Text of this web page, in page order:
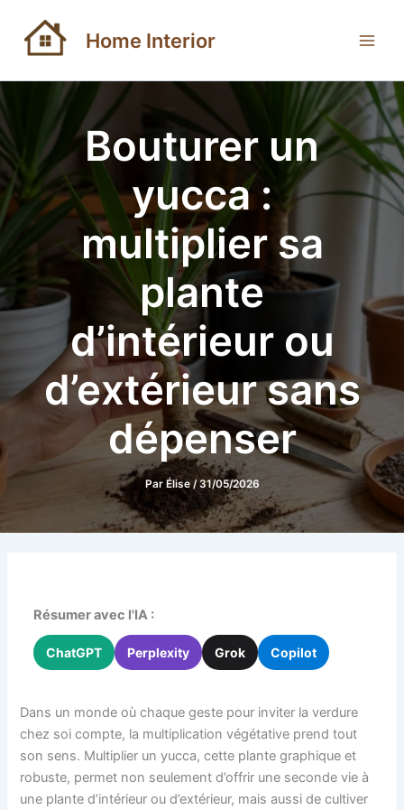
contenu
Home Interior
Bouturer un
yucca :
multiplier sa
plante
d’intérieur ou
d’extérieur sans
dépenser
Par Élise/ 31/05/2026
Résumer avec l'IA :
ChatGPT Perplexity Grok Copilot
Dans un monde où chaque geste pour inviter la verdure
chez soi compte, la multiplication végétative prend tout
son sens. Multiplier un yucca, cette plante graphique et
robuste, permet non seulement d’offrir une seconde vie à
une plante d’intérieur ou d’extérieur, mais aussi de cultiver